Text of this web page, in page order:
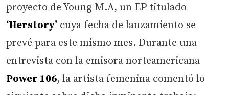
proyecto de Young M.A, un EP titulado
‘Herstory’ cuya fecha de lanzamiento se
prevé para este mismo mes. Durante una
entrevista con la emisora norteamericana
Power 106, la artista femenina comentó lo